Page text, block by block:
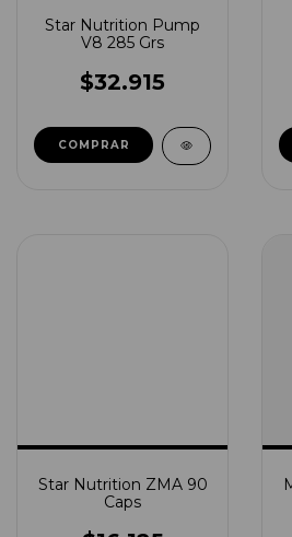
Star Nutrition Pump
V8 285 Grs
$32.915
COMPRAR
Star Nutrition ZMA 90
Caps